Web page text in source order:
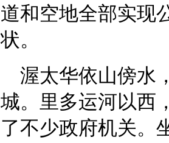
道和空地全部实现
状。
渥太华依山傍水
城。里多运河以西
了不少政府机关。